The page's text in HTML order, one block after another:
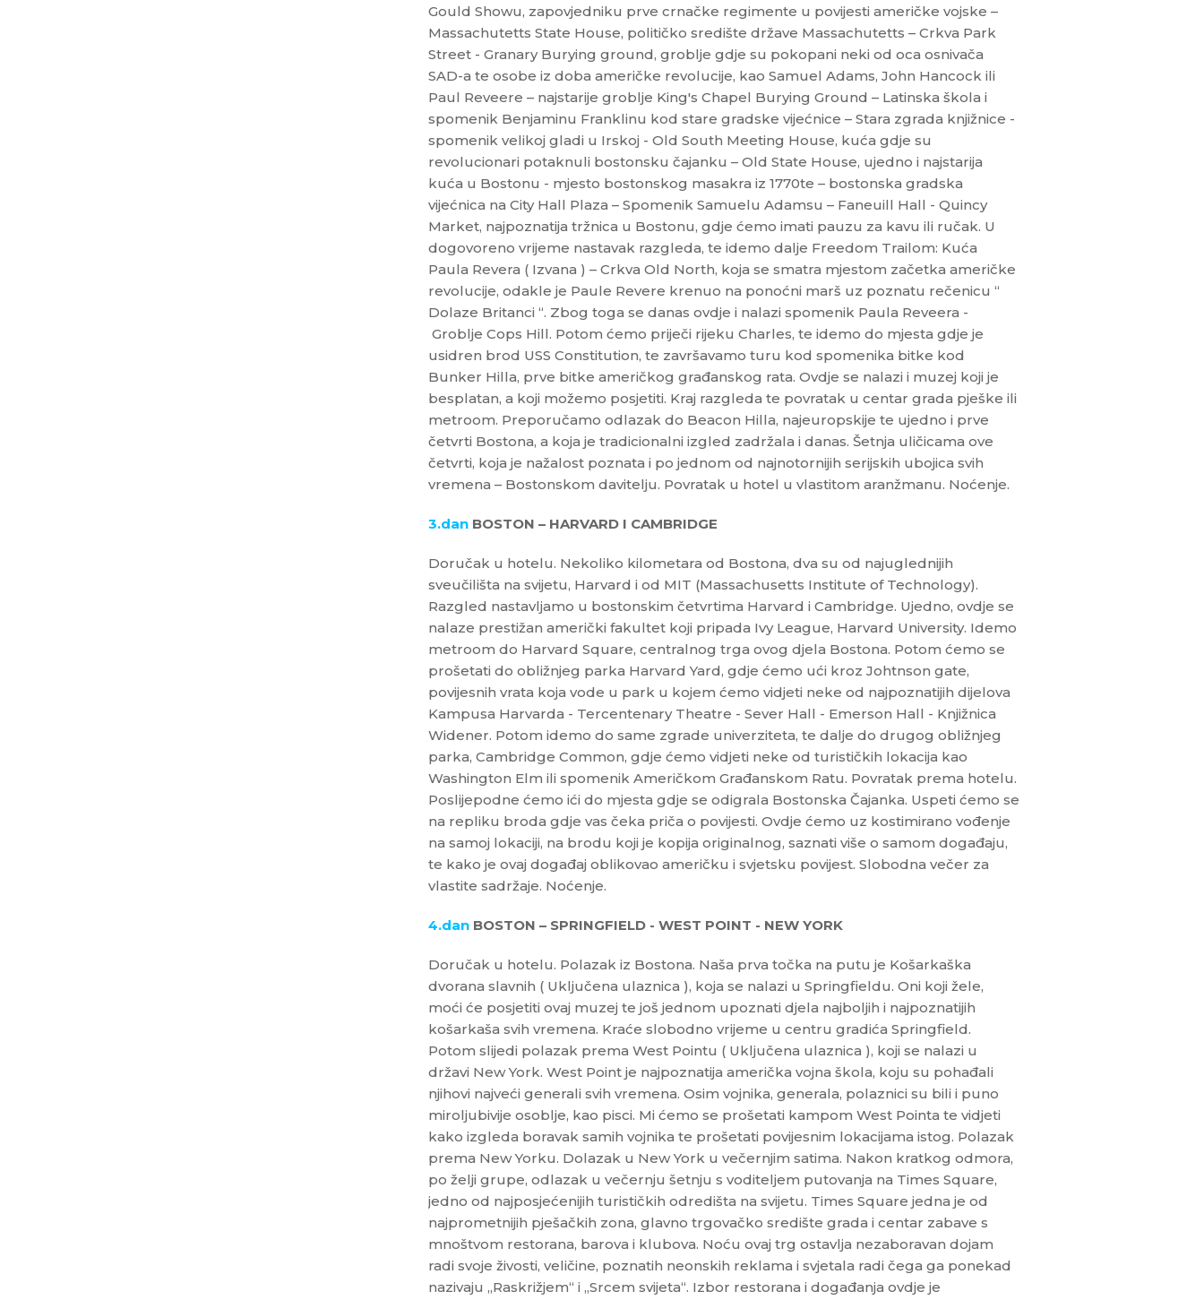
Gould Showu, zapovjedniku prve crnačke regimente u povijesti američke vojske –
Massachutetts State House, političko središte države Massachutetts – Crkva Park
Street - Granary Burying ground, groblje gdje su pokopani neki od oca osnivača
SAD-a te osobe iz doba američke revolucije, kao Samuel Adams, John Hancock ili
Paul Reveere – najstarije groblje King's Chapel Burying Ground – Latinska škola i
spomenik Benjaminu Franklinu kod stare gradske vijećnice – Stara zgrada knjižnice -
spomenik velikoj gladi u Irskoj - Old South Meeting House, kuća gdje su
revolucionari potaknuli bostonsku čajanku – Old State House, ujedno i najstarija
kuća u Bostonu - mjesto bostonskog masakra iz 1770te – bostonska gradska
vijećnica na City Hall Plaza – Spomenik Samuelu Adamsu – Faneuill Hall - Quincy
Market, najpoznatija tržnica u Bostonu, gdje ćemo imati pauzu za kavu ili ručak. U
dogovoreno vrijeme nastavak razgleda, te idemo dalje Freedom Trailom: Kuća
Paula Revera ( Izvana ) – Crkva Old North, koja se smatra mjestom začetka američke
revolucije, odakle je Paule Revere krenuo na ponoćni marš uz poznatu rečenicu “
Dolaze Britanci “. Zbog toga se danas ovdje i nalazi spomenik Paula Reveera -
Groblje Cops Hill. Potom ćemo priječi rijeku Charles, te idemo do mjesta gdje je
usidren brod USS Constitution, te završavamo turu kod spomenika bitke kod
Bunker Hilla, prve bitke američkog građanskog rata. Ovdje se nalazi i muzej koji je
besplatan, a koji možemo posjetiti. Kraj razgleda te povratak u centar grada pješke ili
metroom. Preporučamo odlazak do Beacon Hilla, najeuropskije te ujedno i prve
četvrti Bostona, a koja je tradicionalni izgled zadržala i danas. Šetnja uličicama ove
četvrti, koja je nažalost poznata i po jednom od najnotornijih serijskih ubojica svih
vremena – Bostonskom davitelju. Povratak u hotel u vlastitom aranžmanu. Noćenje.
3.danBOSTON – HARVARD I CAMBRIDGE
Doručak u hotelu. Nekoliko kilometara od Bostona, dva su od najuglednijih
sveučilišta na svijetu, Harvard i od MIT (Massachusetts Institute of Technology).
Razgled nastavljamo u bostonskim četvrtima Harvard i Cambridge. Ujedno, ovdje se
nalaze prestižan američki fakultet koji pripada Ivy League, Harvard University. Idemo
metroom do Harvard Square, centralnog trga ovog djela Bostona. Potom ćemo se
prošetati do obližnjeg parka Harvard Yard, gdje ćemo ući kroz Johtnson gate,
povijesnih vrata koja vode u park u kojem ćemo vidjeti neke od najpoznatijih dijelova
Kampusa Harvarda - Tercentenary Theatre - Sever Hall - Emerson Hall - Knjižnica
Widener. Potom idemo do same zgrade univerziteta, te dalje do drugog obližnjeg
parka, Cambridge Common, gdje ćemo vidjeti neke od turističkih lokacija kao
Washington Elm ili spomenik Američkom Građanskom Ratu. Povratak prema hotelu.
Poslijepodne ćemo ići do mjesta gdje se odigrala Bostonska Čajanka. Uspeti ćemo se
na repliku broda gdje vas čeka priča o povijesti. Ovdje ćemo uz kostimirano vođenje
na samoj lokaciji, na brodu koji je kopija originalnog, saznati više o samom događaju,
te kako je ovaj događaj oblikovao američku i svjetsku povijest. Slobodna večer za
vlastite sadržaje. Noćenje.
4.dan BOSTON – SPRINGFIELD - WEST POINT - NEW YORK
Doručak u hotelu. Polazak iz Bostona. Naša prva točka na putu je Košarkaška
dvorana slavnih ( Uključena ulaznica ), koja se nalazi u Springfieldu. Oni koji žele,
moći će posjetiti ovaj muzej te još jednom upoznati djela najboljih i najpoznatijih
košarkaša svih vremena. Kraće slobodno vrijeme u centru gradića Springfield.
Potom slijedi polazak prema West Pointu ( Uključena ulaznica ), koji se nalazi u
državi New York. West Point je najpoznatija američka vojna škola, koju su pohađali
njihovi najveći generali svih vremena. Osim vojnika, generala, polaznici su bili i puno
miroljubivije osoblje, kao pisci. Mi ćemo se prošetati kampom West Pointa te vidjeti
kako izgleda boravak samih vojnika te prošetati povijesnim lokacijama istog. Polazak
prema New Yorku. Dolazak u New York u večernjim satima. Nakon kratkog odmora,
po želji grupe, odlazak u večernju šetnju s voditeljem putovanja na Times Square,
jedno od najposjećenijih turističkih odredišta na svijetu. Times Square jedna je od
najprometnijih pješačkih zona, glavno trgovačko središte grada i centar zabave s
mnoštvom restorana, barova i klubova. Noću ovaj trg ostavlja nezaboravan dojam
radi svoje živosti, veličine, poznatih neonskih reklama i svjetala radi čega ga ponekad
nazivaju „Raskrižjem“ i „Srcem svijeta“. Izbor restorana i događanja ovdje je